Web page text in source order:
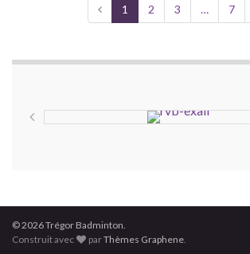
1 2 3 … 7
© 2026 Trégor Badminton.
Construit avec
parThèmes Graphene